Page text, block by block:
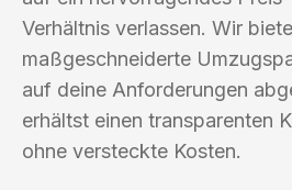
Verhältnis verlassen. Wir
maßgeschneiderte
auf deine Anforderungen
erhältst einen transparenten
ohne versteckte Kosten.